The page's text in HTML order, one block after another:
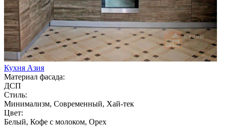
Кухня Азия
Материал фасада:
ДСП
Стиль:
Минимализм, Современный, Хай-тек
Цвет:
Белый, Кофе с молоком, Орех